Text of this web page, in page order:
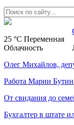
25 °C Переменная
Облачность
Олег Михайлов,
Работа Марии
От свидания до
Бухгалтер в штате